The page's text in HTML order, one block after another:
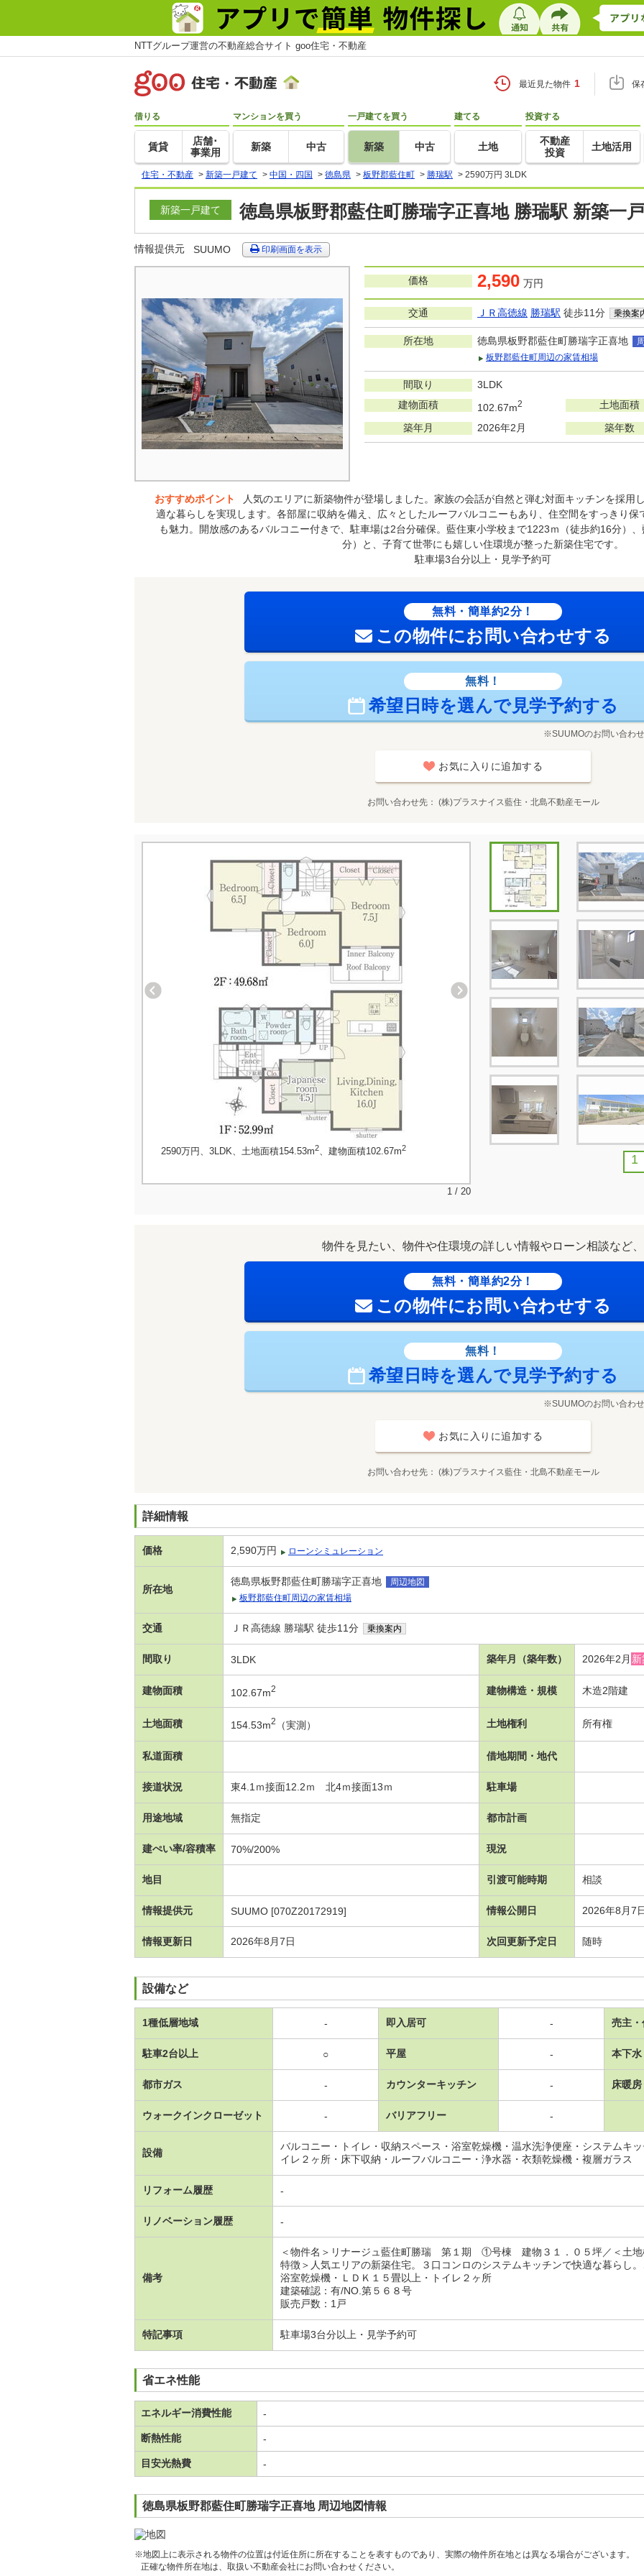
NTTグループ運営の不動産総合サイト goo住宅・不動産
最近見た物件 1 保
借りる
賃貸
店舗･
事業用
マンションを買う
新築 中古
一戸建てを買う
新築 中古
建てる
土地
投資する
不動産
投資
土地活用
住宅・不動産 > 新築一戸建て > 中国・四国 > 徳島県 > 板野郡藍住町 > 勝瑞駅 > 2590万円 3LDK
新築一戸建て 徳島県板野郡藍住町勝瑞字正喜地 勝瑞駅 新築一
情報提供元 SUUMO 印刷画面を表示
価格 2,590 万円
交通 ＪＲ高徳線 勝瑞駅 徒歩11分 乗換案
所在地 徳島県板野郡藍住町勝瑞字正喜地
板野郡藍住町周辺の家賃相場
間取り
3LDK
建物面積
102.67m2
土地面積
築年月
2026年2月 築年数
おすすめポイント
人気のエリアに新築物件が登場しました。家族の会話が自然と弾む対面キッチンを採用
適な暮らしを実現します。各部屋に収納を備え、広々としたルーフバルコニーもあり、住空間をすっきり
も魅力。開放感のあるバルコニー付きで、駐車場は2台分確保。藍住東小学校まで1223ｍ（徒歩約16分）
分）と、子育て世帯にも嬉しい住環境が整った新築住宅です。
駐車場3台分以上・見学予約可
無料・簡単約2分！
この物件にお問い合わせする
無料！
希望日時を選んで見学予約する
※SUUMOのお問い合わ
お気に入りに追加する
お問い合わせ先 (株)プラスナイス藍住・北島不動産モール
2590万円、3LDK、土地面積154.53m2、建物面積102.67m2
1 / 20
1
物件を見たい、物件や住環境の詳しい情報やローン相談など、
無料・簡単約2分！
この物件にお問い合わせする
無料！
希望日時を選んで見学予約する
※SUUMOのお問い合わ
お気に入りに追加する
お問い合わせ先 (株)プラスナイス藍住・北島不動産モール
詳細情報
価格 2,590万円 ローンシミュレーション
所在地
徳島県板野郡藍住町勝瑞字正喜地
周辺地図
板野郡藍住町周辺の家賃相場
交通 ＪＲ高徳線 勝瑞駅 徒歩11分 乗換案内
間取り 3LDK 築年月（築年数） 2026年2月
建物面積 102.67m2 建物構造・規模 木造2階建
土地面積 154.53m2 （実測） 土地権利 所有権
私道面積 借地期間・地代
接道状況 東4.1ｍ接面12.2ｍ 北4ｍ接面13ｍ 駐車場
用途地域 無指定 都市計画
建ぺい率/容積率 70%/200% 現況
地目 引渡可能時期 相談
情報提供元 SUUMO [070Z20172919] 情報公開日 2026年8月7
情報更新日 2026年8月7日 次回更新予定日 随時
設備など
1種低層地域 - 即入居可 - 売主・
駐車2台以上 ○ 平屋 - 本下水
都市ガス - カウンターキッチン - 床暖房
ウォークインクローゼット - バリアフリー -
設備
バルコニー・トイレ・収納スペース・浴室乾燥機・温水洗浄便座・システムキ
イレ２ヶ所・床下収納・ルーフバルコニー・浄水器・衣類乾燥機・複層ガラス
リフォーム履歴 -
リノベーション履歴 -
備考
＜物件名＞リナージュ藍住町勝瑞 第１期 ①号棟 建物３１．０５坪／＜土地
特徴＞人気エリアの新築住宅。３口コンロのシステムキッチンで快適な暮らし
浴室乾燥機・ＬＤＫ１５畳以上・トイレ２ヶ所
建築確認：有/NO.第５６８号
販売戸数：1戸
特記事項 駐車場3台分以上・見学予約可
省エネ性能
エネルギー消費性能 -
断熱性能 -
目安光熱費 -
徳島県板野郡藍住町勝瑞字正喜地 周辺地図情報
※地図上に表示される物件の位置は付近住所に所在することを表すものであり、実際の物件所在地とは異なる場合がございます。
正確な物件所在地は、取扱い不動産会社にお問い合わせください。